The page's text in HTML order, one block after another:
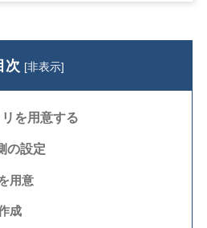
次 [非表示]
を用意する
の設定
用意
成